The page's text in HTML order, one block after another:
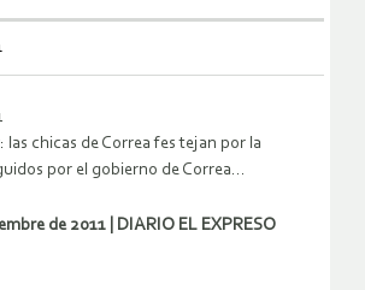
las chicas de Correa fes tejan por la
por el gobierno de Correa…
de 2011 | DIARIO EL EXPRESO